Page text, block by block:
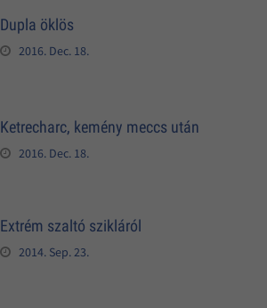
Dupla öklös
2016. Dec. 18.
Ketrecharc, kemény meccs után
2016. Dec. 18.
Extrém szaltó szikláról
2014. Sep. 23.